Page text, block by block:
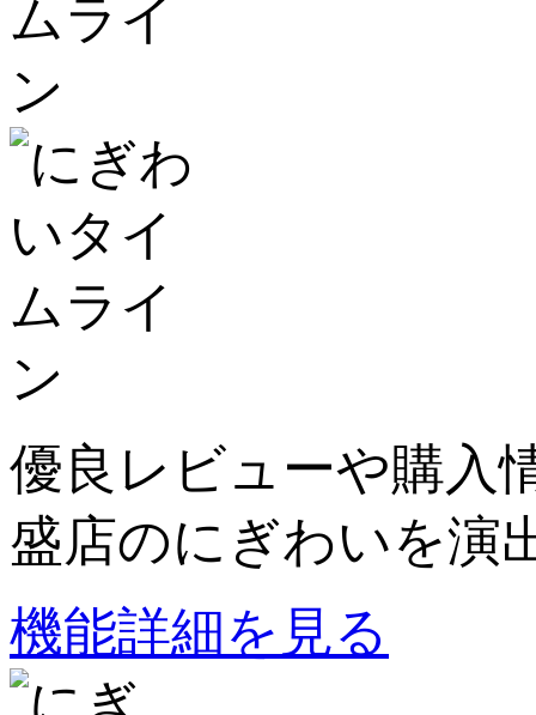
優良レビューや購
盛店のにぎわいを演
機能詳細を見る